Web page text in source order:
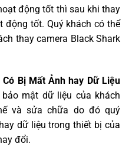
động tốt thì sau khi thay
động tốt. Quý khách có thể
thay camera Black Shark
Bị Mất Ảnh hay Dữ Liệu
mật dữ liệu của khách
và sửa chữa do đó quý
dữ liệu trong thiết bị của
đổi.